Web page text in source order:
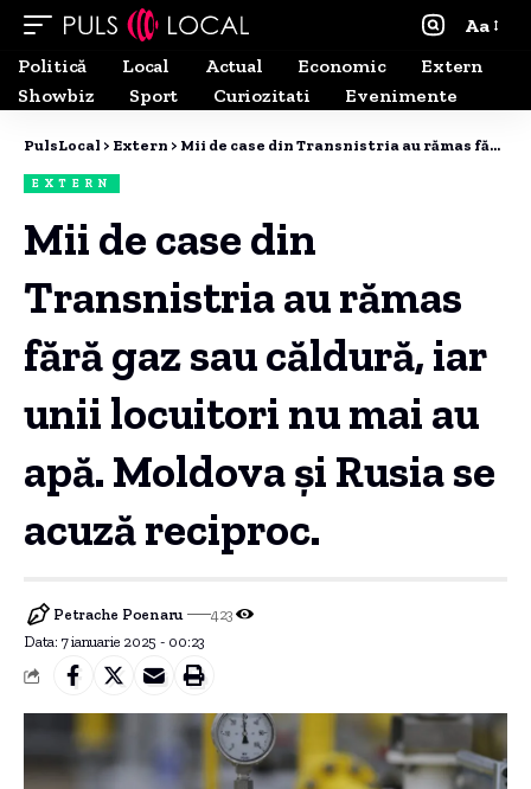
Aa
Politică
Local Actual Economic
Extern
Showbiz
Sport Curiozitati Evenimente
PulsLocal > Extern > Mii de case din Transnistria au rămas fără gaz sau căldură, iar unii locuitori nu mai au apă. Moldova și Rusia se acuză reciproc.
EXTERN
Mii de case din
Transnistria au rămas
fără gaz sau căldură, iar
unii locuitori nu mai au
apă. Moldova și Rusia se
acuză reciproc.
Data: 7 ianuarie 2025 - 00:23
Petrache Poenaru 423